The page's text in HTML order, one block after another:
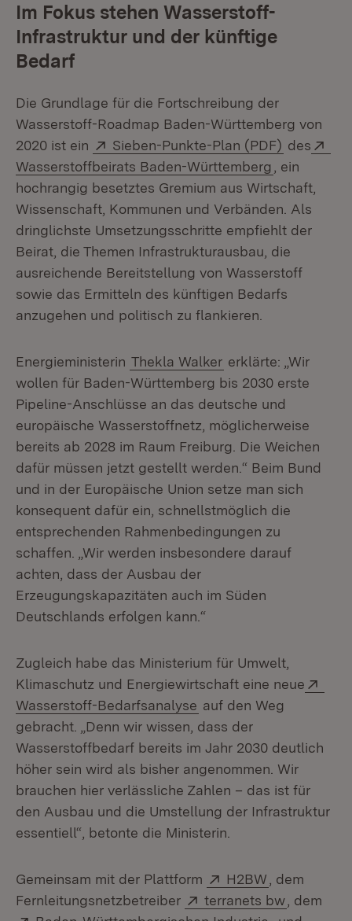
Im Fokus stehen Wasserstoff-
Infrastruktur und der künftige
Bedarf
Die Grundlage für die Fortschreibung der
Wasserstoff-Roadmap Baden-Württemberg von
2020 ist ein
Extern:
Sieben-Punkte-Plan (PDF) (Öffnet in
des
Wasserstoffbeirats Baden-Württemberg (Öffnet in
, ein
hochrangig besetztes Gremium aus Wirtschaft,
Wissenschaft, Kommunen und Verbänden. Als
dringlichste Umsetzungsschritte empfiehlt der
Beirat, die Themen Infrastrukturausbau, die
ausreichende Bereitstellung von Wasserstoff
sowie das Ermitteln des künftigen Bedarfs
anzugehen und politisch zu flankieren.
Energieministerin Thekla Walker erklärte: „Wir
wollen für Baden-Württemberg bis 2030 erste
Pipeline-Anschlüsse an das deutsche und
europäische Wasserstoffnetz, möglicherweise
bereits ab 2028 im Raum Freiburg. Die Weichen
dafür müssen jetzt gestellt werden.“ Beim Bund
und in der Europäische Union setze man sich
konsequent dafür ein, schnellstmöglich die
entsprechenden Rahmenbedingungen zu
schaffen. „Wir werden insbesondere darauf
achten, dass der Ausbau der
Erzeugungskapazitäten auch im Süden
Deutschlands erfolgen kann.“
Zugleich habe das Ministerium für Umwelt,
Klimaschutz und Energiewirtschaft eine neue
Wasserstoff-Bedarfsanalyse (Öffnet in neuem
auf den Weg
gebracht. „Denn wir wissen, dass der
Wasserstoffbedarf bereits im Jahr 2030 deutlich
höher sein wird als bisher angenommen. Wir
brauchen hier verlässliche Zahlen – das ist für
den Ausbau und die Umstellung der Infrastruktur
essentiell“, betonte die Ministerin.
Gemeinsam mit der Plattform Extern:
H2BW (Öffnet in
, dem
Fernleitungsnetzbetreiber
Extern:
terranets bw (Öffnet
, dem